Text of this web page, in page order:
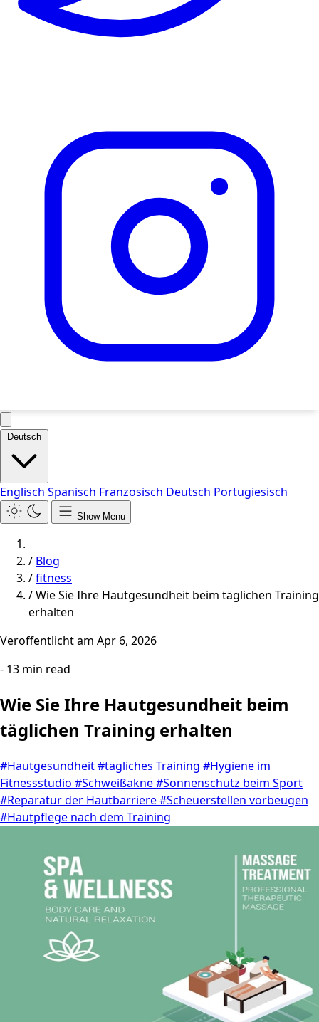
Deutsch
Englisch Spanisch Franzosisch Deutsch Portugiesisch
Show Menu
/ Blog
/fitness
/Wie Sie Ihre Hautgesundheit beim täglichen Training
erhalten
Veroffentlicht am Apr 6, 2026
- 13 min read
Wie Sie Ihre Hautgesundheit beim
täglichen Training erhalten
#Hautgesundheit#tägliches Training #Hygiene im
Fitnessstudio #Schweißakne#Sonnenschutz beim Sport
#Reparatur der Hautbarriere#Scheuerstellen vorbeugen
#Hautpflege nach dem Training